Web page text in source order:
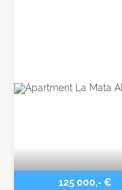
125 000,- €